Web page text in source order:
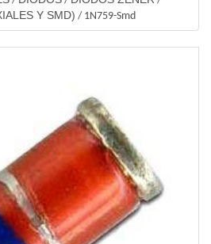
Y SMD) / 1N759-Smd